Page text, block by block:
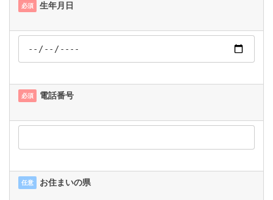
必須 生年月日
必須 電話番号
任意 お住まいの県